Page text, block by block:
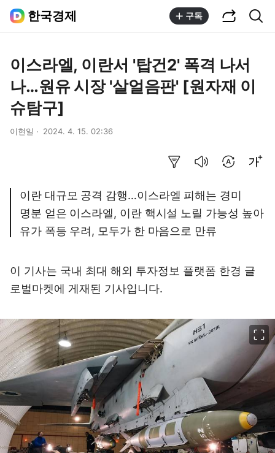
한국경제 구독
이스라엘, 이란서 '탑건2' 폭격 나서
나…원유 시장 '살얼음판' [원자재 이
슈탐구]
이현일 2024. 4. 15. 02:36
이란 대규모 공격 감행…이스라엘 피해는 경미
명분 얻은 이스라엘, 이란 핵시설 노릴 가능성 높아
유가 폭등 우려, 모두가 한 마음으로 만류
이 기사는 국내 최대 해외 투자정보 플랫폼 한경 글
로벌마켓에 게재된 기사입니다.